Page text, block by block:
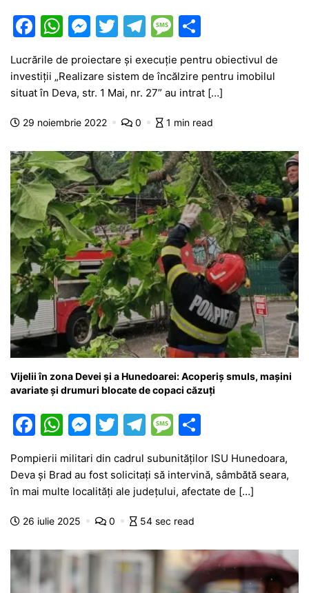
F
c
e
b
o
o
k
W
at
s
A
p
p
M
s
s
e
g
er
T
itt
er
T
e
gr
a
m
M
s
s
a
e
ta
je
a
z
ă
Lucrările de proiectare și execuție pentru obiectivul de
investiții „Realizare sistem de încălzire pentru imobilul
situat în Deva, str. 1 Mai, nr. 27” au intrat […]
29 noiembrie 2022 0 1 min read
Vijelii în zona Devei și a Hunedoarei: Acoperiș smuls, mașini
avariate și drumuri blocate de copaci căzuți
F
c
e
b
o
k
W
at
s
A
p
M
s
s
e
g
T
itt
er
T
e
gr
a
m
M
s
s
a
g
e
ta
je
ă
Pompierii militari din cadrul subunităților ISU Hunedoara,
Deva și Brad au fost solicitați să intervină, sâmbătă seara,
în mai multe localități ale județului, afectate de […]
26 iulie 2025 0 54 sec read